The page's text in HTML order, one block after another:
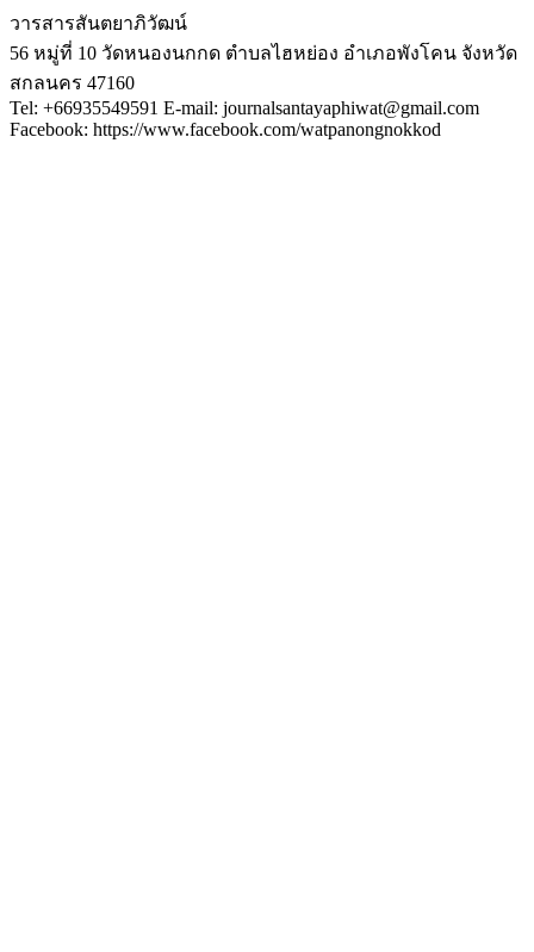
วารสารสันตยาภิวัฒน์
56 หมู่ที่ 10 วัดหนองนกกด ตำบลไฮหย่อง อำเภอพังโคน จังหวัด
สกลนคร 47160
Tel: +66935549591 E-mail: journalsantayaphiwat@gmail.com
Facebook: https://www.facebook.com/watpanongnokkod